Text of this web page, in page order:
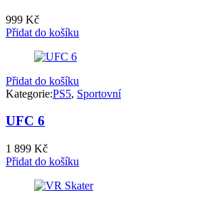
999 Kč
Přidat do košíku
Přidat do košíku
Kategorie:PS5, Sportovní
UFC 6
1 899 Kč
Přidat do košíku